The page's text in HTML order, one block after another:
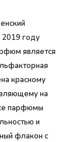
году
является
красному
на
парфюмы
и
флакон с